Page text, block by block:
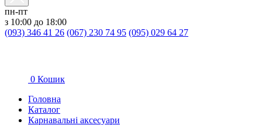
пн-пт
з 10:00 до 18:00
(093) 346 41 26 (067) 230 74 95 (095) 029 64 27
0 Кошик
Головна
Каталог
Карнавальні аксесуари